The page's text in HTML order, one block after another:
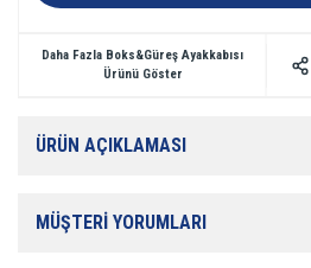
Daha Fazla Boks&Güreş Ayakkabısı
Ürünü Göster
ÜRÜN AÇIKLAMASI
MÜŞTERİ YORUMLARI